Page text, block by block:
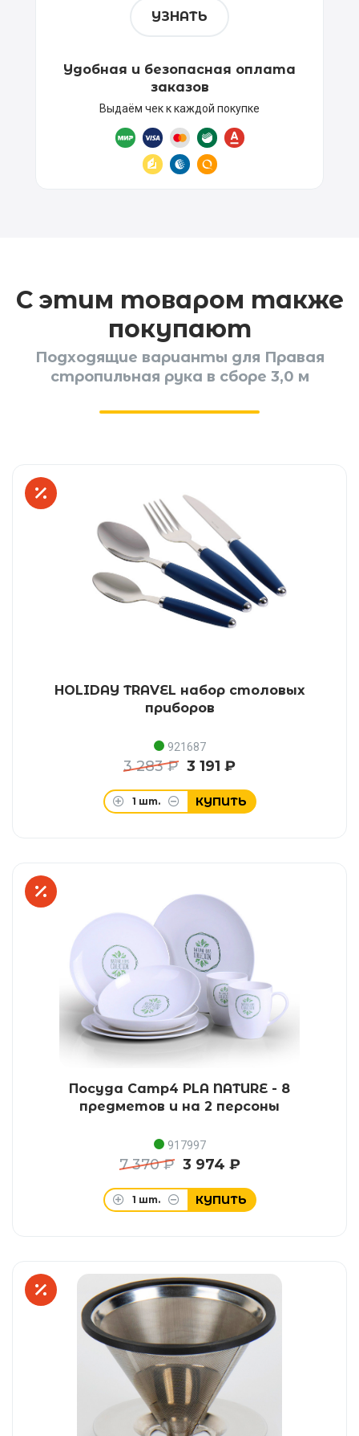
УЗНАТЬ
Удобная и безопасная оплата
заказов
Выдаём чек к каждой покупке
С этим товаром также
покупают
Подходящие варианты для Правая
стропильная рука в сборе 3,0 м
HOLIDAY TRAVEL набор столовых
приборов
921687
3 283 ₽ 3 191 ₽
1 шт. КУПИТЬ
Посуда Camp4 PLA NATURE - 8
предметов и на 2 персоны
917997
7 370 ₽ 3 974 ₽
1 шт. КУПИТЬ